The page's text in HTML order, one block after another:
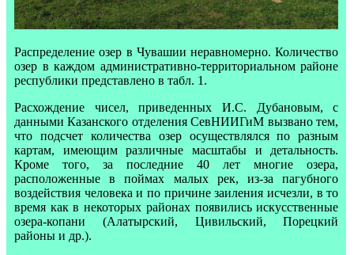
Распределение озер в Чувашии неравномерно. Количество
озер в каждом административно-территориальном районе
республики представлено в табл. 1.
Расхождение чисел, приведенных И.С. Дубановым, с
данными Казанского отделения СевНИИГиМ вызвано тем,
что подсчет количества озер осуществлялся по разным
картам, имеющим различные масштабы и детальность.
Кроме того, за последние 40 лет многие озера,
расположенные в поймах малых рек, из-за пагубного
воздействия человека и по причине заиления исчезли, в то
время как в некоторых районах появились искусственные
озера-копани (Алатырский, Цивильский, Порецкий
районы и др.).